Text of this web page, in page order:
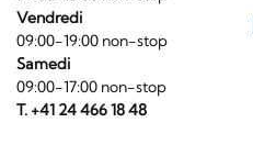
Vendredi
09:00-19:00 non-stop
Samedi
09:00-17:00 non-stop
T. +41 24 466 18 48